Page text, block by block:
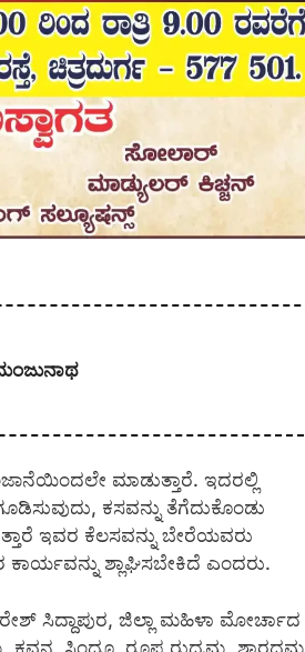
ಮಾಡುತ್ತಾರೆ. ಇದರಲ್ಲಿ
ಕಸವನ್ನು ತೆಗೆದುಕೊಂಡು
ಇವರ ಕೆಲಸವನ್ನು ಬೇರೆಯವರು
ಶ್ಲಾಘಿಸಬೇಕಿದೆ ಎಂದರು.
ಸಿದ್ದಾಪುರ, ಜಿಲ್ಲಾ ಮಹಿಳಾ ಮೋರ್ಚಾದ
ಕವನ, ಸಿಂಧೂ, ರೂಪ ರುದ್ರಮ್ಮ, ಶಾರದಮ್ಮ,